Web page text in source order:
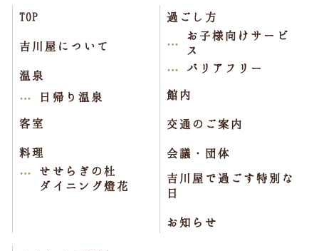
TOP
吉川屋について
温泉
日帰り温泉
客室
料理
せせらぎの杜
ダイニング燈花
過ごし方
お子様向けサービ
ス
バリアフリー
館内
交通のご案内
会議・団体
吉川屋で過ごす特別な
日
お知らせ